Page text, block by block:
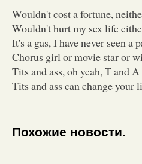
Wouldn't cost a fortune,
Wouldn't hurt my sex life
It's a gas, I have never seen a
Chorus girl or movie star or
Tits and ass, oh yeah, T and A
Tits and ass can change your
Похожие новости.